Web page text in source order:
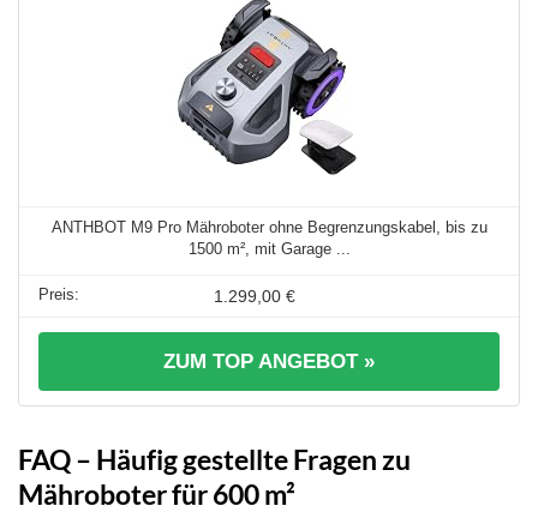
ANTHBOT M9 Pro Mähroboter ohne Begrenzungskabel, bis zu
1500 m², mit Garage ...
1.299,00 €
ZUM TOP ANGEBOT »
FAQ – Häufig gestellte Fragen zu
Mähroboter für 600 m²